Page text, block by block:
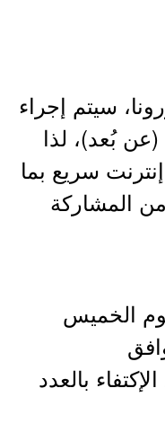
سيتم إجراء
(عن بُعد)، لذا
سريع بما
المشاركة
الخميس
الموافق
الإكتفاء بالعدد